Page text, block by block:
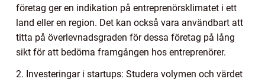
företag ger en indikation på entreprenörsklimatet i ett
land eller en region. Det kan också vara användbart att
titta på överlevnadsgraden för dessa företag på lång
sikt för att bedöma framgången hos entreprenörer.
2. Investeringar i startups: Studera volymen och värdet